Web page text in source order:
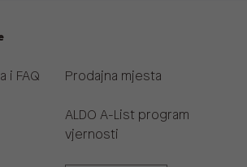
i FAQ Prodajna mjesta
ALDO A-List program
vjernosti